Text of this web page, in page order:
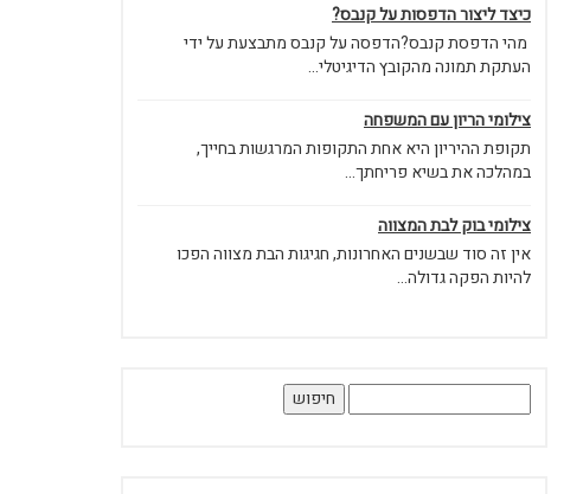
כיצד ליצור הדפסות על קנבס?
מהי הדפסת קנבס?הדפסה על קנבס מתבצעת על ידי
העתקת תמונה מהקובץ הדיגיטלי...
צילומי הריון עם המשפחה
תקופת ההיריון היא אחת התקופות המרגשות בחייך,
במהלכה את בשיא פריחתך...
צילומי בוק לבת המצווה
אין זה סוד שבשנים האחרונות, חגיגות הבת מצווה הפכו
להיות הפקה גדולה...
חיפוש: